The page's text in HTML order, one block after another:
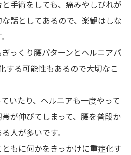
手術をしても、痛みやしびれが
話としてあるので、楽観はしな
っくり腰パターンとヘルニアパ
する可能性もあるので大切なこ
いたり、ヘルニアも一度やって
が伸びてしまって、腰を普段か
人が多いです。
もに何かをきっかけに重症化す